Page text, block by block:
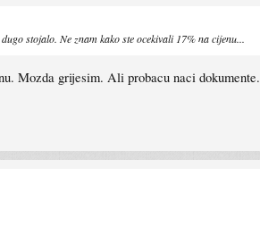
stojalo. Ne znam kako ste ocekivali 17% na cijenu...
Mozda grijesim. Ali probacu naci dokumente.